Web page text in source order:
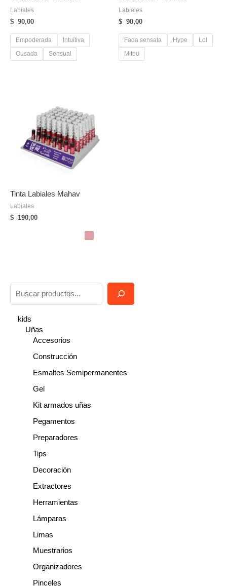
Labiales
$ 90,00
Empoderada
Intuitiva
Ousada
Sensual
Labiales
$ 90,00
Fada sensata Hype
Lol
Mitou
Tinta Labiales Mahav
Labiales
$ 190,00
u
kids
Uñas
Accesorios
Construcción
Esmaltes Semipermanentes
Gel
Kit armados uñas
Pegamentos
Preparadores
Tips
Decoración
Extractores
Herramientas
Lámparas
Limas
Muestrarios
Organizadores
Pinceles